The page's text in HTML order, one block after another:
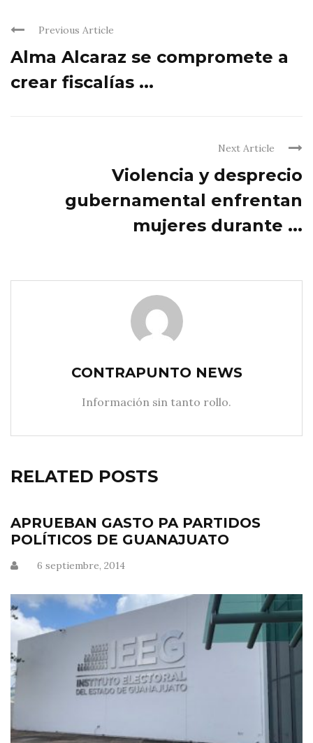
Previous Article
Alma Alcaraz se compromete a
crear fiscalías ...
Next Article
Violencia y desprecio
gubernamental enfrentan
mujeres durante ...
CONTRAPUNTO NEWS
Información sin tanto rollo.
RELATED POSTS
APRUEBAN GASTO PA PARTIDOS
POLÍTICOS DE GUANAJUATO
6 septiembre, 2014